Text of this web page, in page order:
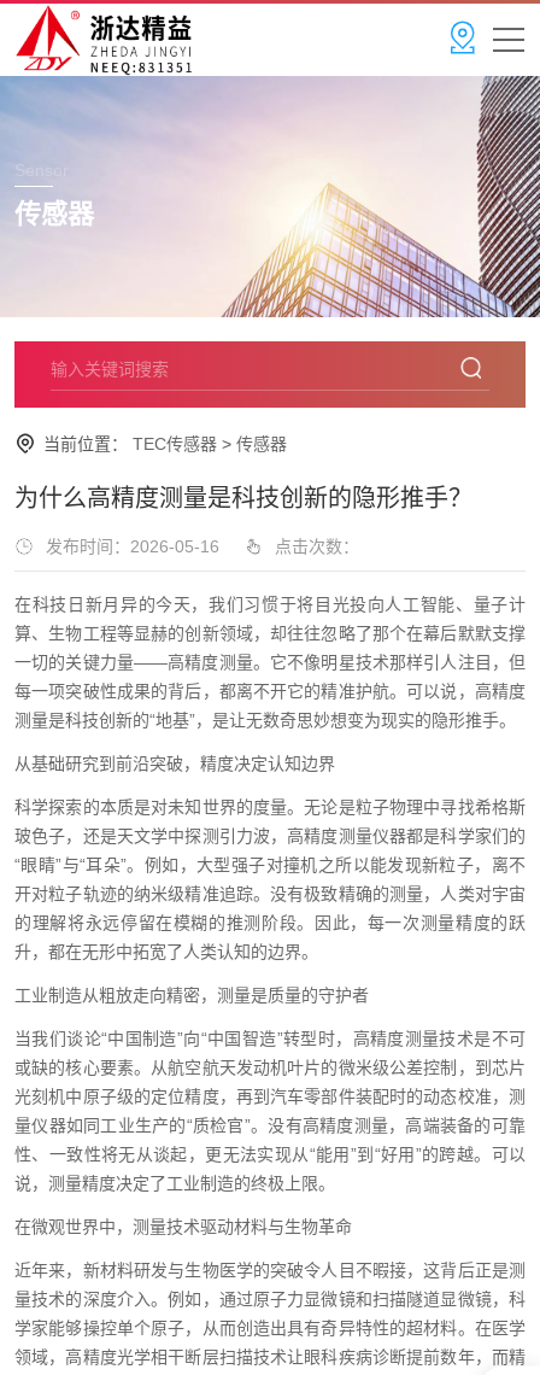
Sensor
传感器
当前位置： TEC传感器 > 传感器
为什么高精度测量是科技创新的隐形推手？
发布时间：2026-05-16 点击次数：
在科技日新月异的今天，我们习惯于将目光投向人工智能、量子计
算、生物工程等显赫的创新领域，却往往忽略了那个在幕后默默支撑
一切的关键力量——高精度测量。它不像明星技术那样引人注目，但
每一项突破性成果的背后，都离不开它的精准护航。可以说，高精度
测量是科技创新的“地基”，是让无数奇思妙想变为现实的隐形推手。
从基础研究到前沿突破，精度决定认知边界
科学探索的本质是对未知世界的度量。无论是粒子物理中寻找希格斯
玻色子，还是天文学中探测引力波，高精度测量仪器都是科学家们的
“眼睛”与“耳朵”。例如，大型强子对撞机之所以能发现新粒子，离不
开对粒子轨迹的纳米级精准追踪。没有极致精确的测量，人类对宇宙
的理解将永远停留在模糊的推测阶段。因此，每一次测量精度的跃
升，都在无形中拓宽了人类认知的边界。
工业制造从粗放走向精密，测量是质量的守护者
当我们谈论“中国制造”向“中国智造”转型时，高精度测量技术是不可
或缺的核心要素。从航空航天发动机叶片的微米级公差控制，到芯片
光刻机中原子级的定位精度，再到汽车零部件装配时的动态校准，测
量仪器如同工业生产的“质检官”。没有高精度测量，高端装备的可靠
性、一致性将无从谈起，更无法实现从“能用”到“好用”的跨越。可以
说，测量精度决定了工业制造的终极上限。
在微观世界中，测量技术驱动材料与生物革命
近年来，新材料研发与生物医学的突破令人目不暇接，这背后正是测
量技术的深度介入。例如，通过原子力显微镜和扫描隧道显微镜，科
学家能够操控单个原子，从而创造出具有奇异特性的超材料。在医学
领域，高精度光学相干断层扫描技术让眼科疾病诊断提前数年，而精